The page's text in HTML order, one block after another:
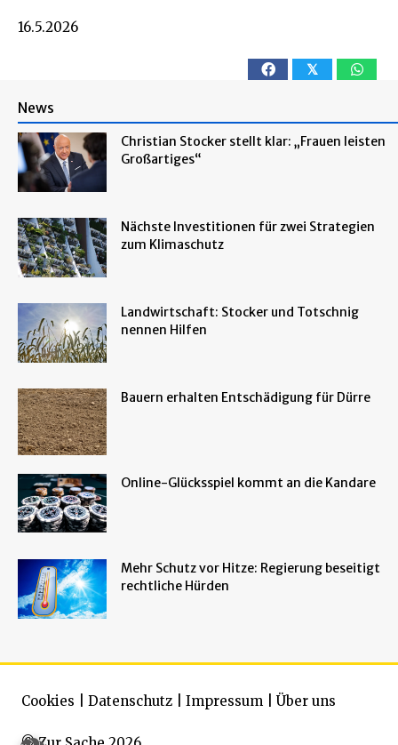
16.5.2026
𝕏
News
Christian Stocker stellt klar: „Frauen leisten
Großartiges“
Nächste Investitionen für zwei Strategien
zum Klimaschutz
Landwirtschaft: Stocker und Totschnig
nennen Hilfen
Bauern erhalten Entschädigung für Dürre
Online-Glücksspiel kommt an die Kandare
Mehr Schutz vor Hitze: Regierung beseitigt
rechtliche Hürden
Cookies Datenschutz Impressum Über uns